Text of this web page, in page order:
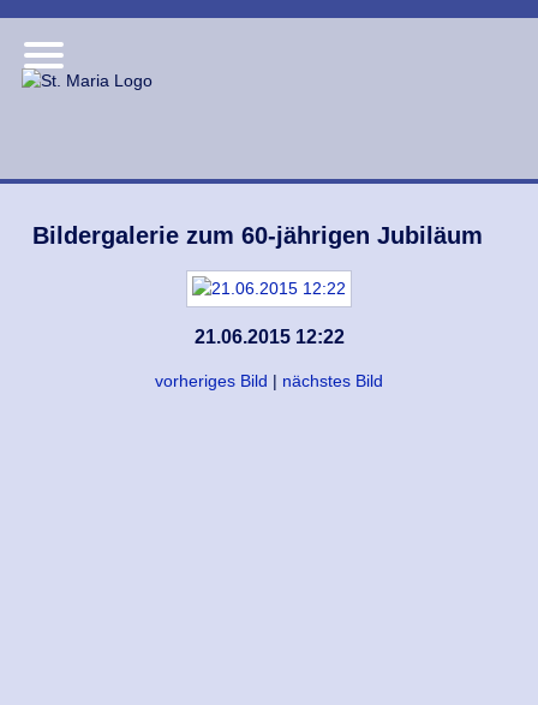
Bildergalerie zum 60-jährigen Jubiläum
21.06.2015 12:22
vorheriges Bild | nächstes Bild